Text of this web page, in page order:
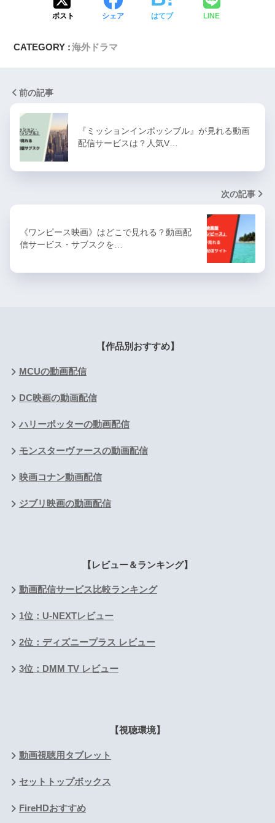
ポスト シェア はてブ LINE
CATEGORY :海外ドラマ
前の記事
『ミッションインポッシブル』が見れる動画
配信サービスは？人気V…
次の記事
《ワンピース映画》はどこで見れる？動画配
信サービス・サブスクを…
【作品別おすすめ】
MCUの動画配信
DC映画の動画配信
ハリーポッターの動画配信
モンスターヴァースの動画配信
映画コナン動画配信
ジブリ映画の動画配信
【レビュー＆ランキング】
動画配信サービス比較ランキング
1位：U-NEXTレビュー
2位：ディズニープラス レビュー
3位：DMM TV レビュー
【視聴環境】
動画視聴用タブレット
セットトップボックス
FireHDおすすめ